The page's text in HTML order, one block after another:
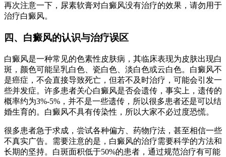
再次注意一下，尿素软膏对白癜风没有治疗的效果，请勿用于
治疗白癜风。
四、白癜风的认识与治疗误区
白癜风是一种常见的色素性皮肤病，其临床表现为皮肤出现白
斑，颜色可能呈乳白色、瓷白色、淡白色或云白色。白癜风不
是癌症，不会直接导致死亡，但若不及时治疗，可能会引发一
些并发症。许多患者关心白癜风是否会遗传，事实上，遗传的
概率约为3%-5%，并不是一些遗传，所以很多患者还是可以结
婚生育的。白癜风不具有传染性，所以大家不必过度恐慌。
很多患者急于求成，尝试各种偏方、药物疗法，甚至相信一些
不真实广告。需要注意的是，白癜风的治疗需要科学的方法和
长期的坚持。白斑面积低于50%的患者，通过规范治疗有可能